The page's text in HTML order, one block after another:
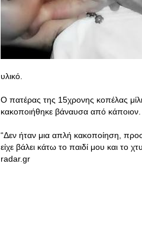
υλικό.
Ο πατέρας της 15χρονης κοπέλας
κακοποιήθηκε βάναυσα από κάποιον.
“Δεν ήταν μια απλή κακοποίηση,
είχε βάλει κάτω το παιδί μου και το
radar.gr